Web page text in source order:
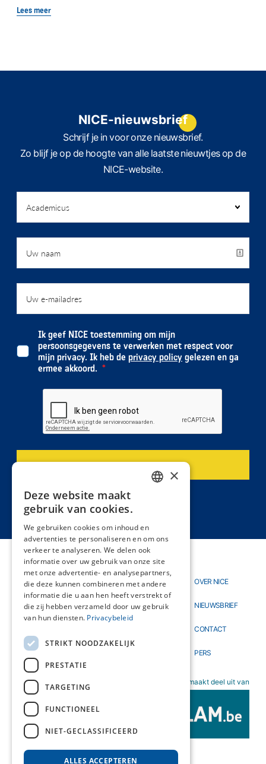
Lees meer
NICE-nieuwsbrief
Schrijf je in voor onze nieuwsbrief.
Zo blijf je op de hoogte van alle laatste nieuwtjes op de
NICE-website.
Ik geef NICE toestemming om mijn
persoonsgegevens te verwerken met respect voor
mijn privacy. Ik heb de privacy policy gelezen en ga
ermee akkoord.
Hoofdnavigatie
Thema's
Materialen
Nieuw
Topmenu
OVER NICE
NIEUWSBRIEF
CONTACT
PERS
NICE maakt deel uit van
×
Deze website maakt
gebruik van cookies.
We gebruiken cookies om inhoud en
advertenties te personaliseren en om ons
verkeer te analyseren. We delen ook
informatie over uw gebruik van onze site
met onze advertentie- en analysepartners,
die deze kunnen combineren met andere
informatie die u aan hen heeft verstrekt of
die zij hebben verzameld door uw gebruik
van hun diensten. Privacybeleid
STRIKT NOODZAKELIJK
PRESTATIE
TARGETING
FUNCTIONEEL
NIET-GECLASSIFICEERD
ALLES ACCEPTEREN